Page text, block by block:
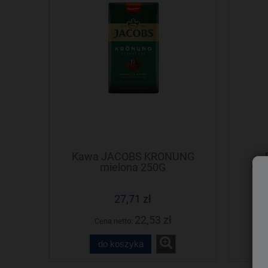
Kawa JACOBS KRONUNG
mielona 250G
27,71 zł
do koszyka